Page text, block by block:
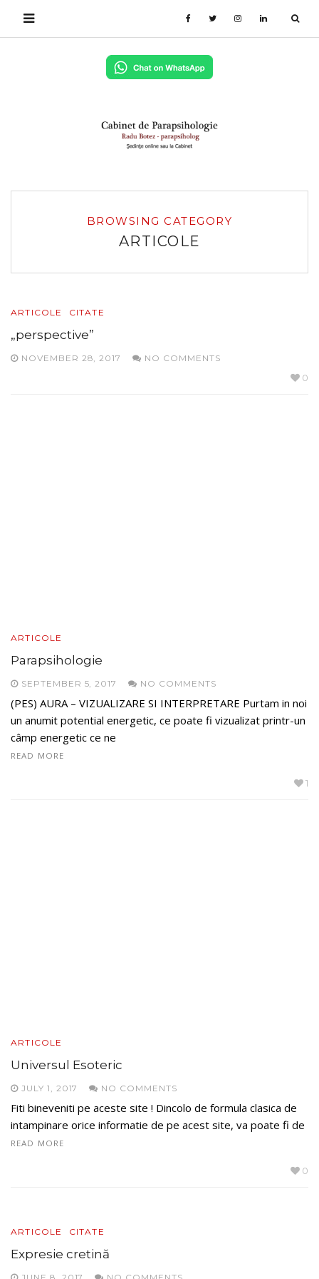
BROWSING CATEGORY
ARTICOLE
ARTICOLE CITATE
„perspective”
NOVEMBER 28, 2017 NO COMMENTS
0
ARTICOLE
Parapsihologie
SEPTEMBER 5, 2017 NO COMMENTS
(PES) AURA – VIZUALIZARE SI INTERPRETARE Purtam in noi
un anumit potential energetic, ce poate fi vizualizat printr-un
câmp energetic ce ne
READ MORE
1
ARTICOLE
Universul Esoteric
JULY 1, 2017 NO COMMENTS
Fiti bineveniti pe aceste site ! Dincolo de formula clasica de
intampinare orice informatie de pe acest site, va poate fi de
READ MORE
0
ARTICOLE CITATE
Expresie cretină